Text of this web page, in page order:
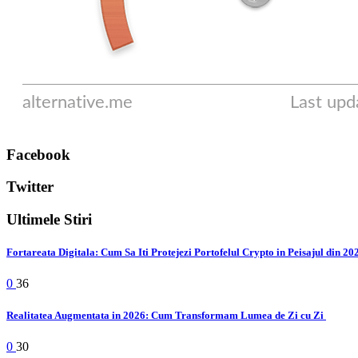
Facebook
Twitter
Ultimele Stiri
Fortareata Digitala: Cum Sa Iti Protejezi Portofelul Crypto in Peisajul din
0 36
Realitatea Augmentata in 2026: Cum Transformam Lumea de Zi cu Zi
0 30